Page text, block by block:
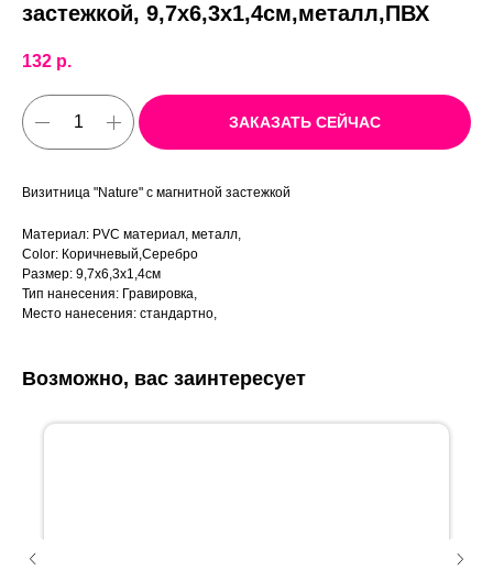
застежкой, 9,7х6,3х1,4см,металл,ПВХ
132 р.
ЗАКАЗАТЬ СЕЙЧАС
Визитница "Nature" с магнитной застежкой
Материал: PVC материал, металл,
Color: Коричневый,Серебро
Размер: 9,7х6,3х1,4см
Тип нанесения: Гравировка,
Место нанесения: стандартно,
Возможно, вас заинтересует